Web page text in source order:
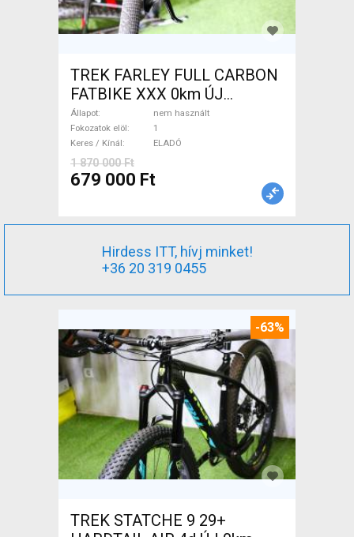
TREK FARLEY FULL CARBON
FATBIKE XXX 0km ÚJ
WAMPA CF Fatbike nem
használt ELADÓ
Állapot
nem használt
Fokozatok elöl
1
Keres / Kínál
ELADÓ
1 870 000 Ft
679 000 Ft
Hirdess ITT, hívj minket!
+36 20 319 0455
-63%
TREK STATCHE 9 29+